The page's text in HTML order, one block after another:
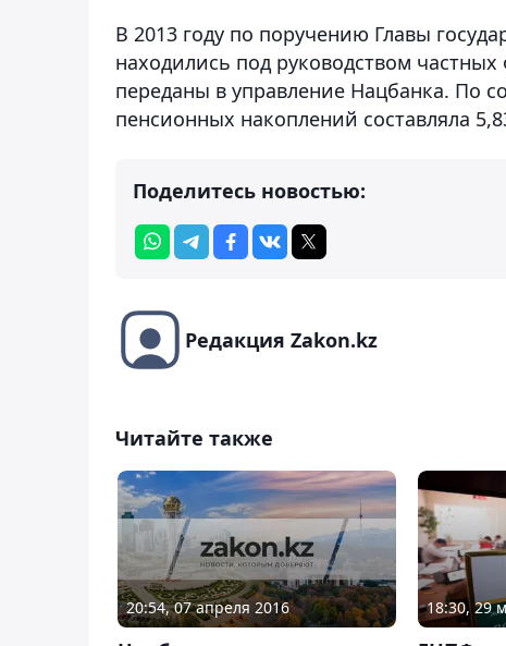
В 2013 году по поручению Главы
находились под руководством
переданы в управление Нацбанка. По
пенсионных накоплений составляла
Поделитесь новостью:
Редакция Zakon.kz
Читайте также
20:54, 07 апреля 2016 18:30, 29